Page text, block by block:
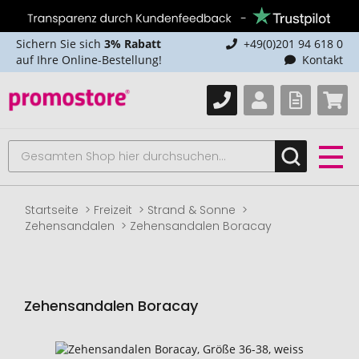
Sichern Sie sich 3% Rabatt
auf Ihre Online-Bestellung!
+49(0)201 94 618 0
Kontakt
Startseite Freizeit
Strand & Sonne
Zehensandalen
Zehensandalen Boracay
Zehensandalen Boracay